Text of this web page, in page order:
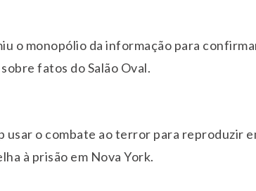
o monopólio da informação para
fatos do Salão Oval.
usar o combate ao terror para reproduzir
à prisão em Nova York.